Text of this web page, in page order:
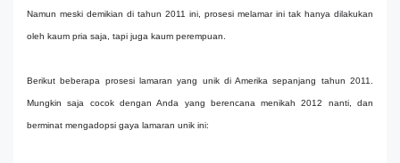
Namun meski demikian di tahun 2011 ini, prosesi melamar ini tak hanya dilakukan
oleh kaum pria saja, tapi juga kaum perempuan.
Berikut beberapa prosesi lamaran yang unik di Amerika sepanjang tahun 2011.
Mungkin saja cocok dengan Anda yang berencana menikah 2012 nanti, dan
berminat mengadopsi gaya lamaran unik ini: